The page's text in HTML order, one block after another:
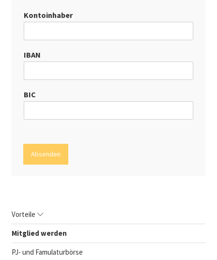
Kontoinhaber
IBAN
BIC
Absenden
Vorteile
Mitglied werden
PJ- und Famulaturbörse